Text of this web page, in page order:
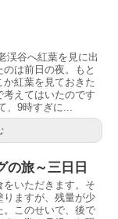
渓谷へ紅葉を見に出
は前日の夜。もと
か紅葉を見ておきた
えてはいたのです
、9時すぎに...
の旅～三日日
いただきます。そ
りますが、残量が少
。このせいで、後で